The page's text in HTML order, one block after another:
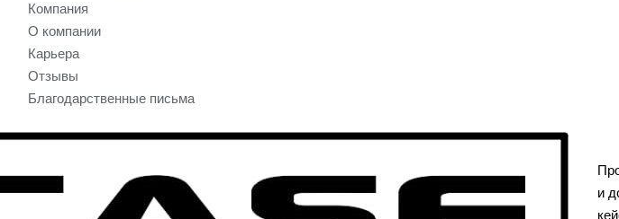
Компания
О компании
Карьера
Отзывы
Благодарственные письма
и